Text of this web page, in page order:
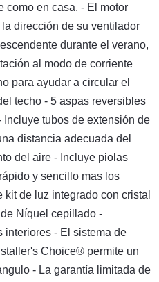
como en casa. - El motor
dirección de su ventilador
durante el verano,
al modo de corriente
para ayudar a circular el
techo - 5 aspas reversibles
tubos de extensión de
distancia adecuada del
del aire - Incluye piolas
y sencillo mas los
de luz integrado con cristal
Níquel cepillado -
- El sistema de
Choice® permite un
- La garantía limitada de